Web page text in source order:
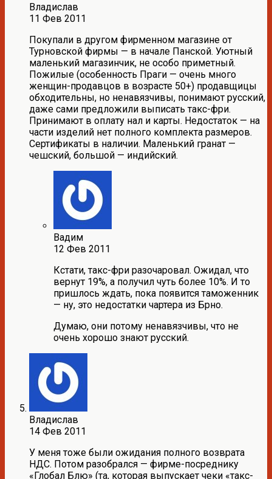
Владислав
11 Фев 2011
Покупали в другом фирменном магазине от
Турновской фирмы — в начале Панской. Уютный
маленький магазинчик, не особо приметный.
Пожилые (особенность Праги — очень много
женщин-продавцов в возрасте 50+) продавщицы
обходительны, но ненавязчивы, понимают русский,
даже сами предложили выписать такс-фри.
Принимают в оплату нал и карты. Недостаток — на
части изделий нет полного комплекта размеров.
Сертификаты в наличии. Маленький гранат —
чешский, большой — индийский.
Вадим
12 Фев 2011
Кстати, такс-фри разочаровал. Ожидал, что
вернут 19%, а получил чуть более 10%. И то
пришлось ждать, пока появится таможенник
— ну, это недостатки чартера из Брно.
Думаю, они потому ненавязчивы, что не
очень хорошо знают русский.
Владислав
14 Фев 2011
У меня тоже были ожидания полного возврата
НДС. Потом разобрался — фирме-посреднику
«Глобал Блю» (та, которая выпускает чеки «такс-